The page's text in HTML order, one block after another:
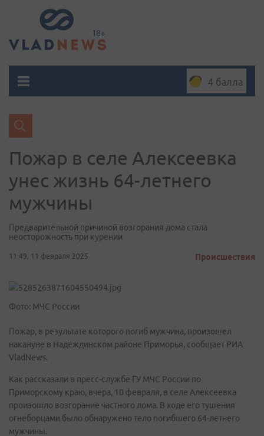
4 балла
Пожар в селе Алексеевка
унес жизнь 64-летнего
мужчины
Предварительной причиной возгорания дома стала
неосторожность при курении
11:49, 11 февраля 2025 Происшествия
Фото: МЧС России
Пожар, в результате которого погиб мужчина, произошел
накануне в Надеждинском районе Приморья, сообщает РИА
VladNews.
Как рассказали в пресс-службе ГУ МЧС России по
Приморскому краю, вчера, 10 февраля, в селе Алексеевка
произошло возгорание частного дома. В ходе его тушения
огнеборцами было обнаружено тело погибшего 64-летнего
мужчины.